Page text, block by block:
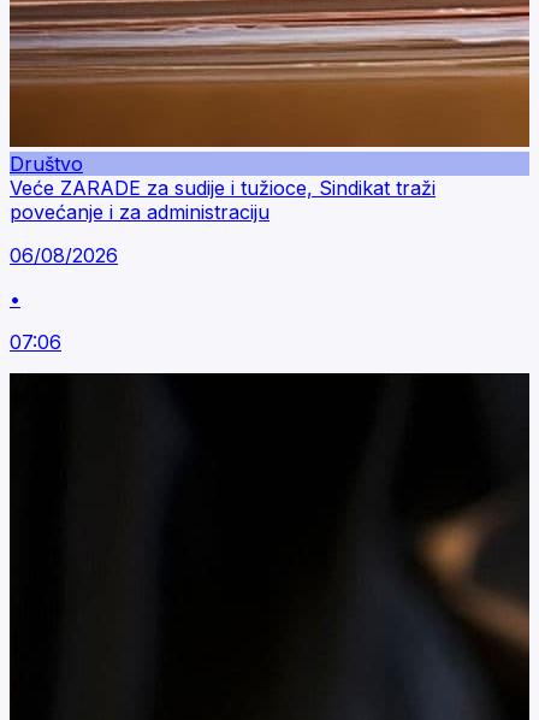
Društvo
Veće ZARADE za sudije i tužioce, Sindikat traži
povećanje i za administraciju
06/08/2026
•
07:06